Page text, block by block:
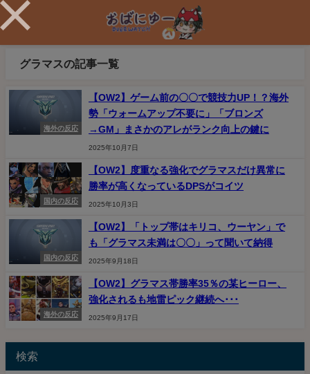
グラマスの記事一覧
海外の反応
【OW2】ゲーム前の〇〇で競技力UP！？海外
勢「ウォームアップ不要に」「ブロンズ
→GM」まさかのアレがランク向上の鍵に
2025年10月7日
国内の反応
【OW2】度重なる強化でグラマスだけ異常に
勝率が高くなっているDPSがコイツ
2025年10月3日
国内の反応
【OW2】「トップ帯はキリコ、ウーヤン」で
も「グラマス未満は〇〇」って聞いて納得
2025年9月18日
海外の反応
【OW2】グラマス帯勝率35％の某ヒーロー、
強化されるも地雷ピック継続へ･･･
2025年9月17日
検索